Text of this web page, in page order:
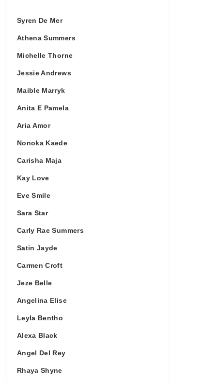
Syren De Mer
Athena Summers
Michelle Thorne
Jessie Andrews
Maible Marryk
Anita E Pamela
Aria Amor
Nonoka Kaede
Carisha Maja
Kay Love
Eve Smile
Sara Star
Carly Rae Summers
Satin Jayde
Carmen Croft
Jeze Belle
Angelina Elise
Leyla Bentho
Alexa Black
Angel Del Rey
Rhaya Shyne